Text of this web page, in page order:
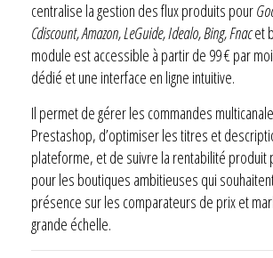
centralise la gestion des flux produits pour
Cdiscount, Amazon, LeGuide, Idealo, Bing, Fnacet
module est accessible à partir de 99 € par
dédié et une interface en ligne intuitive.
Il permet de gérer les commandes
Prestashop, d’optimiser les titres et
plateforme, et de suivre la rentabilité produit
pour les boutiques ambitieuses qui
présence sur les comparateurs de prix et
grande échelle.